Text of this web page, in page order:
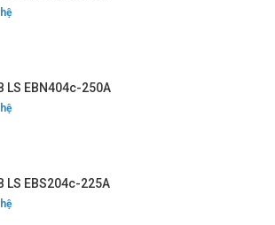
LS EBN404c-250A
LS EBS204c-225A